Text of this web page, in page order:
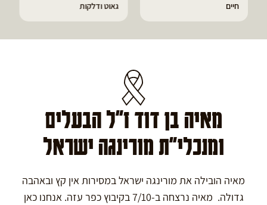
חיים
גאוט ודלקות
מאיה בן דוד ז"ל הבעלים
ומנכלי"ת מורינגה ישראל
מאיה הובילה את מורינגה ישראל במסירות אין קץ ובאהבה
גדולה. מאיה נרצחה ב-7/10 בקיבוץ כפר עזה. אנחנו כאן